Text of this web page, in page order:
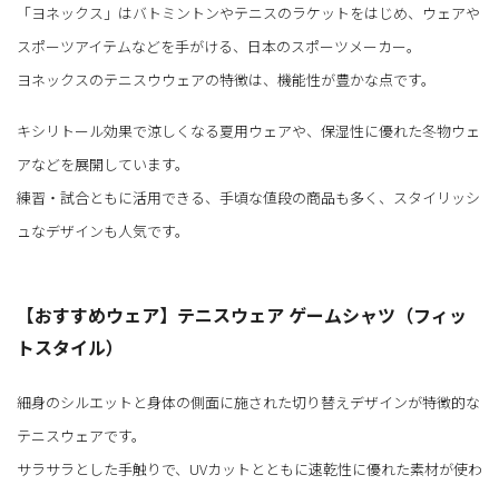
「ヨネックス」はバトミントンやテニスのラケットをはじめ、ウェアや
スポーツアイテムなどを手がける、日本のスポーツメーカー。
ヨネックスのテニスウウェアの特徴は、機能性が豊かな点です。
キシリトール効果で涼しくなる夏用ウェアや、保湿性に優れた冬物ウェ
アなどを展開しています。
練習・試合ともに活用できる、手頃な値段の商品も多く、スタイリッシ
ュなデザインも人気です。
【おすすめウェア】テニスウェア ゲームシャツ（フィッ
トスタイル）
細身のシルエットと身体の側面に施された切り替えデザインが特徴的な
テニスウェアです。
サラサラとした手触りで、UVカットとともに速乾性に優れた素材が使わ